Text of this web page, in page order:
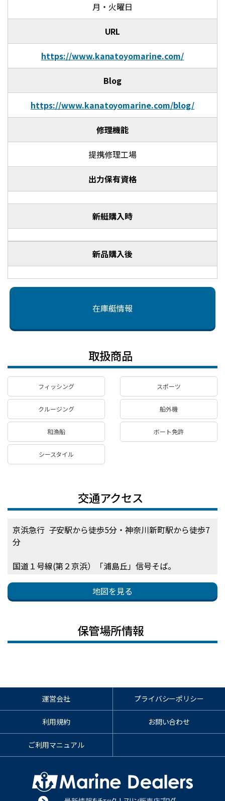
月・火曜日
URL
https://www.kanatoyomarine.com/
Blog
https://www.kanatoyomarine.com/blog/
修理機能
提携修理工場
出力保有資格
新艇購入時
新品購入後
在庫艇情報
取扱商品
フィッシング スポーツ
クルージング 船外機
和漁船 ボート免許
シースタイル
交通アクセス
京浜急行 子安駅から徒歩5分・神奈川新町駅から徒歩7
分
国道１号線(第２京浜）「浦島丘」信号そば。
地図を見る
保管場所情報
運営会社 プライバシーポリシー
利用規約 お問い合わせ
ご利用マニュアル